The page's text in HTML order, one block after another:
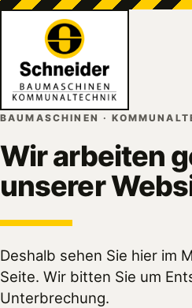
BAUMASCHINEN ·
Wir arbeiten
unserer
Deshalb sehen Sie hier im
Seite. Wir bitten Sie um
Unterbrechung.